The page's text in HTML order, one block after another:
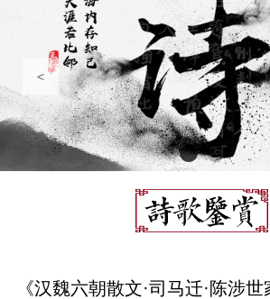
<
《汉魏六朝散文·司马迁·陈涉